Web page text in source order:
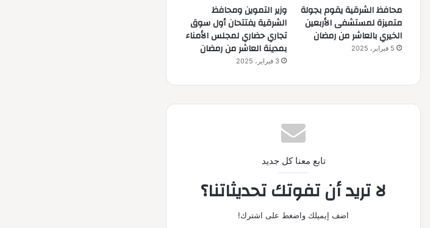
محافظ الشرقية يقوم بجولة
متميزة لمستشفى الأربعين
الخيري بالعاشر من رمضان
5 فبراير، 2025
وزير التموين ومحافظ
الشرقية يفتتحان أول سوق
تجاري حضاري لمجلس الأمناء
بمدينة العاشر من رمضان
3 فبراير، 2025
تابع معنا كل جديد
لا تريد أن تفوتك تحديثاتنا؟
اضف إيميلك واضغط على اشترك!